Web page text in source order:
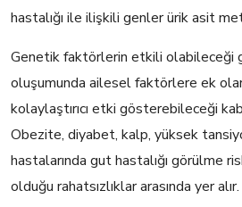
hastalığı ile ilişkili genler ürik asit
Genetik faktörlerin etkili olabileceği
oluşumunda ailesel faktörlere ek
kolaylaştırıcı etki gösterebileceği
Obezite, diyabet, kalp, yüksek
hastalarında gut hastalığı görülme
olduğu rahatsızlıklar arasında yer alır.